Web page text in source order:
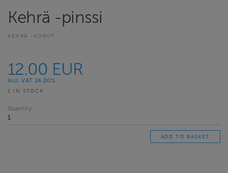
Kehrä -pinssi
KEHRÄ -KORUT
12.00 EUR
Incl. VAT 24.00%
1 IN STOCK
Quantity